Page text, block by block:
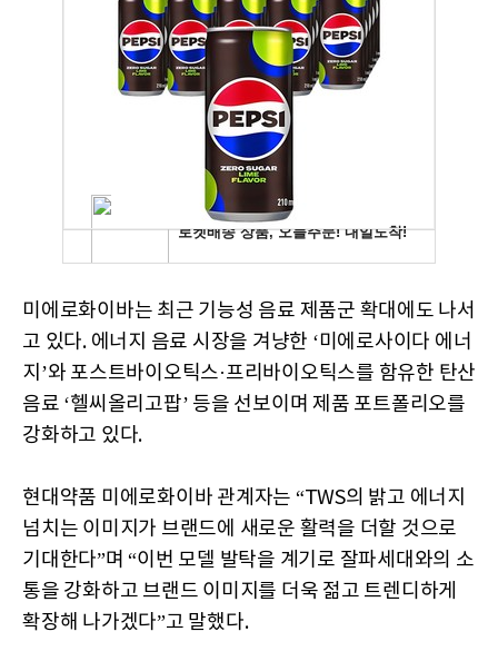
미에로화이바는 최근 기능성 음료 제품군 확대에도 나서
고 있다. 에너지 음료 시장을 겨냥한 ‘미에로사이다 에너
지’와 포스트바이오틱스·프리바이오틱스를 함유한 탄산
음료 ‘헬씨올리고팝’ 등을 선보이며 제품 포트폴리오를
강화하고 있다.
현대약품 미에로화이바 관계자는 “TWS의 밝고 에너지
넘치는 이미지가 브랜드에 새로운 활력을 더할 것으로
기대한다”며 “이번 모델 발탁을 계기로 잘파세대와의 소
통을 강화하고 브랜드 이미지를 더욱 젊고 트렌디하게
확장해 나가겠다”고 말했다.